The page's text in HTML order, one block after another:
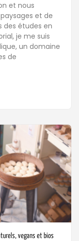
et nous
et de
des études en
je me suis
un domaine
de
vegans et bios